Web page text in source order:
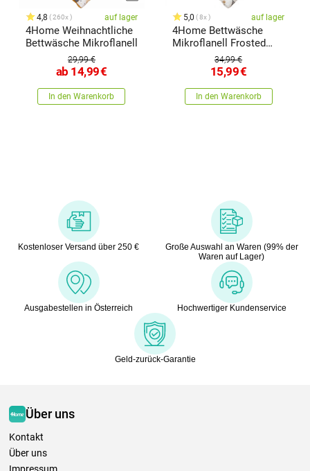
4,8 260x auf lager
4Home Weihnachtliche
Bettwäsche Mikroflanell
29,99 €
ab 14,99€
In den Warenkorb
5,0 8x auf lager
4Home Bettwäsche
Mikroflanell Frosted
Trees, 160 x 200 cm, 70
34,99 €
15,99€
In den Warenkorb
Kostenloser Versand über 250 €
Große Auswahl an Waren (99% der
Waren auf Lager)
Ausgabestellen in Österreich Hochwertiger Kundenservice
Geld-zurück-Garantie
Über uns
Kontakt
Über uns
Impressum